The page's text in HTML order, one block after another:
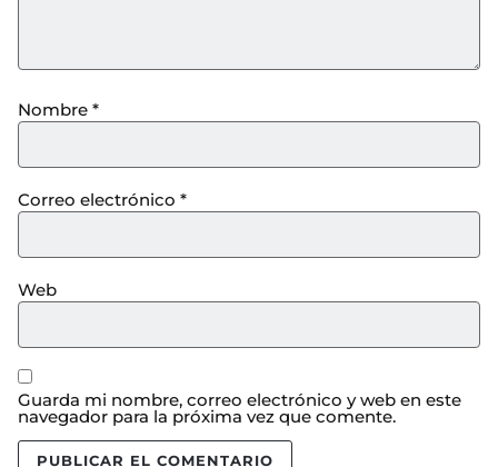
Nombre *
Correo electrónico *
Web
Guarda mi nombre, correo electrónico y web en este
navegador para la próxima vez que comente.